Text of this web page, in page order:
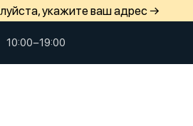
укажите ваш адрес →
10:00−19:00